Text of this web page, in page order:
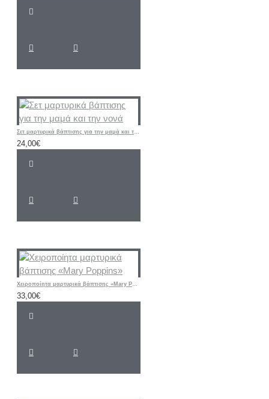
Σετ μαρτυρικά βάπτισης για την μαμά και την νονά
24,00€
Χειροποίητα μαρτυρικά βάπτισης «Mary Poppins»
33,00€